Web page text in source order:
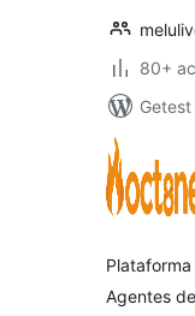
80+
Agentes